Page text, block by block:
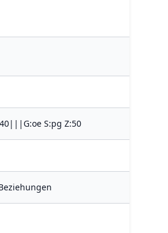
S:pg Z:50